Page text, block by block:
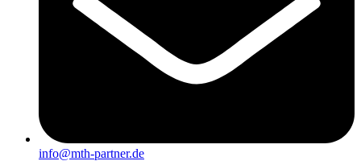
info@mth-partner.de